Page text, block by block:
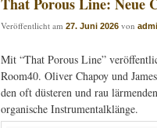
Veröffentlicht am 27. Juni 2026 von
Mit “That Porous Line”
Room40. Oliver Chapoy und
den oft düsteren und rau
organische Instrumentalklänge.